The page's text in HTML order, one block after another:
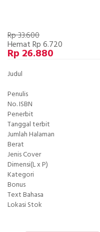
Rp 33.600
Hemat Rp 6.720
Rp 26.880
Judul
Penulis
No. ISBN
Penerbit
Tanggal terbit
Jumlah Halaman
Berat
Jenis Cover
Dimensi(L x P)
Kategori
Bonus
Text Bahasa
Lokasi Stok